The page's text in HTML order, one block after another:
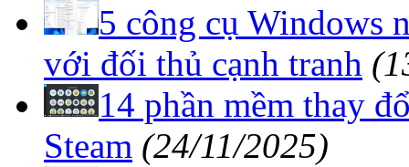
5 công cụ Windows
với đối thủ cạnh tranh
14 phần mềm thay
Steam (24/11/2025)